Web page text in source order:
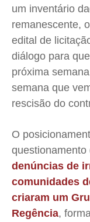
um inventário
remanescente,
edital de
diálogo para
próxima
semana que
rescisão do
O
denúncias de
comunidades
criaram um
Regência,